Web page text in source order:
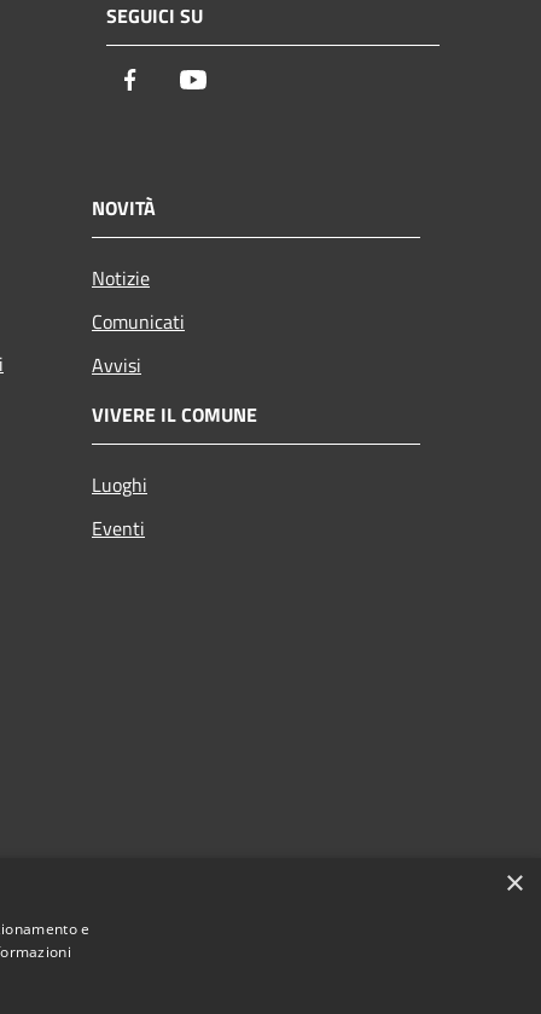
SEGUICI SU
Facebook
NOVITÀ
Notizie
Comunicati
Avvisi
VIVERE IL COMUNE
Luoghi
Eventi
×
e